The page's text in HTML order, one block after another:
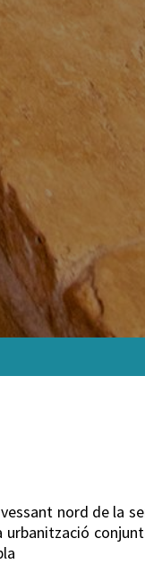
nord de la